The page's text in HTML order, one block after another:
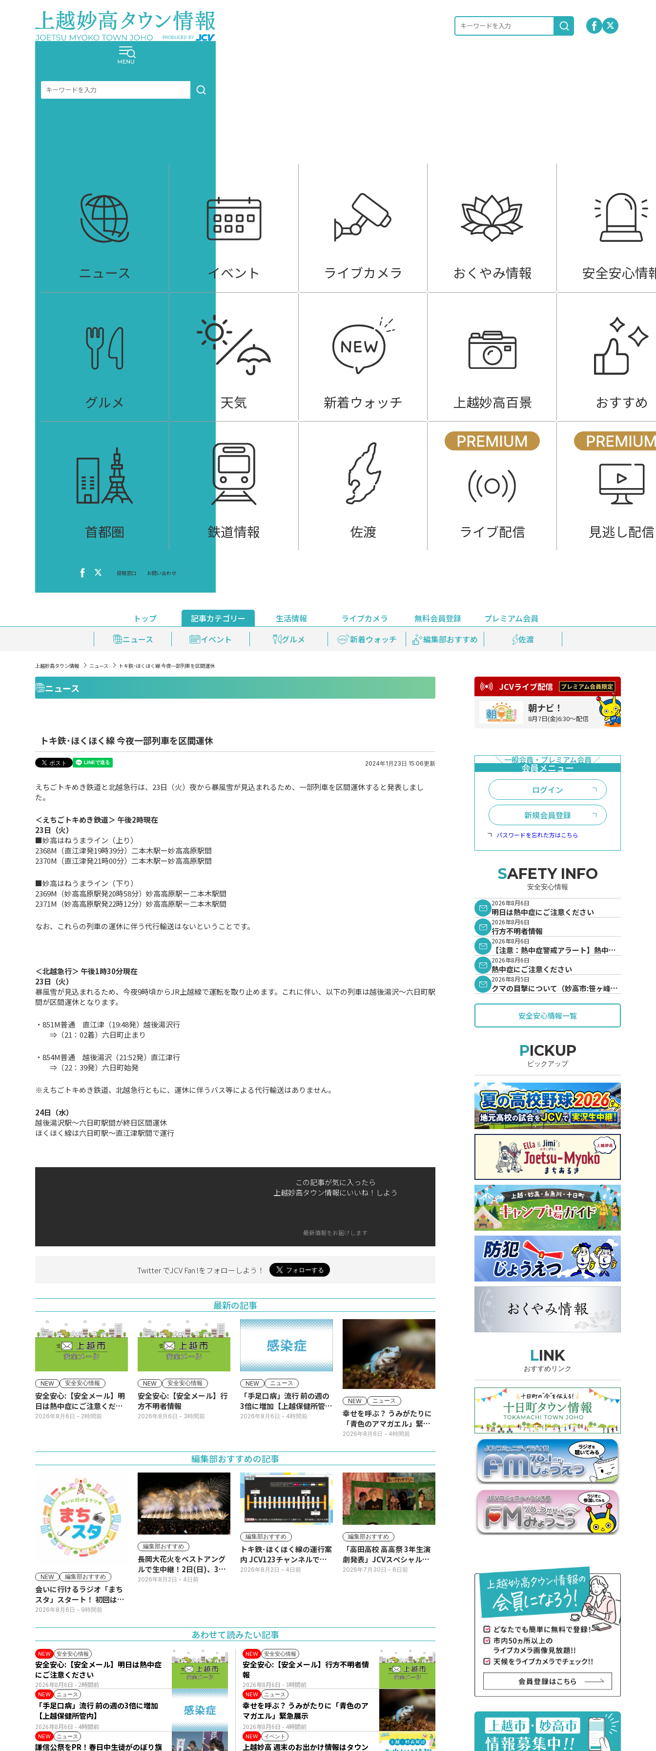
ニュース イベント ライブカメラ おくやみ情報 安全安心情
グルメ 天気 新着ウォッチ 上越妙高百景 おすすめ
首都圏 鉄道情報 佐渡 ライブ配信 見逃し配信
投稿窓口 お問い合わせ
トップ
記事カテゴリー
ニュース
イベント グルメ 新着ウォッチ 編集部おすすめ 佐渡
生活情報
おくやみ情報
安全安心情報 天気 上越妙高百景 鉄道情報
ライブカメラ 無料会員登録
プレミアム会員
ライブ配信
見逃し配信 プレミアム会員登録
上越妙高タウン情報 ニュース トキ鉄･ほくほく線 今夜一部列車を区間運休
ニュース
トキ鉄･ほくほく線 今夜一部列車を区間運休
2024年1月23日 15:06更新
えちごトキめき鉄道と北越急行は、23日（火）夜から暴風雪が見込まれるため、一部列車を区間運休すると発表しまし
た。
＜えちごトキめき鉄道＞ 午後2時現在
23日（火）
■妙高はねうまライン（上り）
2368M（直江津発19時39分）二本木駅ー妙高高原駅間
2370M（直江津発21時00分）二本木駅ー妙高高原駅間
■妙高はねうまライン（下り）
2369M（妙高高原駅発20時58分）妙高高原駅ー二本木駅間
2371M（妙高高原駅発22時12分）妙高高原駅ー二本木駅間
なお、これらの列車の運休に伴う代行輸送はないということです。
＜北越急行＞ 午後1時30分現在
23日（火）
暴風雪が見込まれるため、今夜9時頃からJR上越線で運転を取り止めます。これに伴い、以下の列車は越後湯沢～六日町駅
間が区間運休となります。
・851M普通 直江津（19:48発）越後湯沢行
⇒（21：02着）六日町止まり
・854M普通 越後湯沢（21:52発）直江津行
⇒（22：39発）六日町始発
※えちごトキめき鉄道、北越急行ともに、運休に伴うバス等による代行輸送はありません。
24日（水）
越後湯沢駅～六日町駅間が終日区間運休
ほくほく線は六日町駅～直江津駅間で運行
この記事が気に入ったら
上越妙高タウン情報にいいね！しよう
最新情報をお届けします
Twitter でJCV Fan !をフォローしよう！
最新の記事
NEW 安全安心情報
安全安心:【安全メール】明
日は熱中症にご注意くださ
い
2026年8月6日 - 2時間前
NEW 安全安心情報
安全安心:【安全メール】行
方不明者情報
2026年8月6日 - 3時間前
NEW ニュース
「手足口病」流行 前の週の
3倍に増加【上越保健所管
内】
2026年8月6日 - 4時間前
NEW ニュース
幸せを呼ぶ？ うみがたりに
「青色のアマガエル」緊急
展示
2026年8月6日 - 4時間前
編集部おすすめの記事
NEW 編集部おすすめ
会いに行けるラジオ「まち
スタ」スタート！ 初回は11
日(火･祝) 公開生放送
2026年8月6日 - 9時間前
編集部おすすめ
長岡大花火をベストアング
ルで生中継！2日(日)、3日
(月)
2026年8月2日 - 4日前
編集部おすすめ
トキ鉄･ほくほく線の運行案
内 JCV123チャンネルで平
日毎朝表示
2026年8月2日 - 4日前
編集部おすすめ
「高田高校 高高祭 3年生演
劇発表」JCVスペシャルで
放送中！
2026年7月30日 - 6日前
あわせて読みたい記事
NEW 安全安心情報
2026年8月6日 - 2時間前
安全安心:【安全メール】明日は熱中症
にご注意ください
NEW 安全安心情報
2026年8月6日 - 3時間前
安全安心:【安全メール】行方不明者情
報
NEW ニュース
2026年8月6日 - 4時間前
「手足口病」流行 前の週の3倍に増加
【上越保健所管内】
NEW ニュース
2026年8月6日 - 4時間前
幸せを呼ぶ？ うみがたりに「青色のア
マガエル」緊急展示
NEW ニュース
謙信公祭をPR！春日中生徒がのぼり旗
NEW イベント
上越妙高 週末のお出かけ情報はタウン
JCVライブ配信
朝ナビ！
8月7日(金)6:30～配信
ログイン
新規会員登録
パスワードを忘れた方はこちら
SAFETY INFO
安全安心情報
2026年8月6日
明日は熱中症にご注意ください
2026年8月6日
行方不明者情報
2026年8月6日
【注意：熱中症警戒アラート】熱中症
警戒アラートが発表されています。
2026年8月6日
熱中症にご注意ください
2026年8月5日
クマの目撃について（妙高市:笹ヶ峰地
安全安心情報一覧
PICKUP
ピックアップ
LINK
おすすめリンク